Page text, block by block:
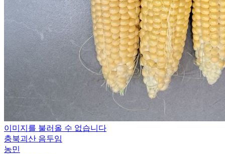
이미지를 불러올 수 없습니다
충북괴산 음두임
농민